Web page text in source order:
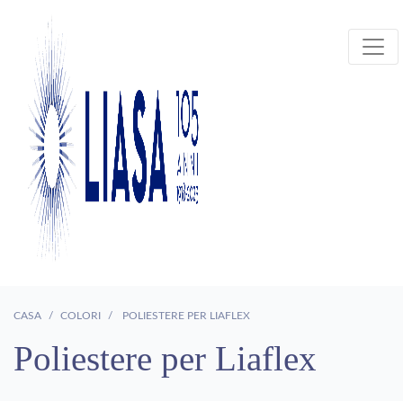
CASA COLORI POLIESTERE PER LIAFLEX
Poliestere per Liaflex